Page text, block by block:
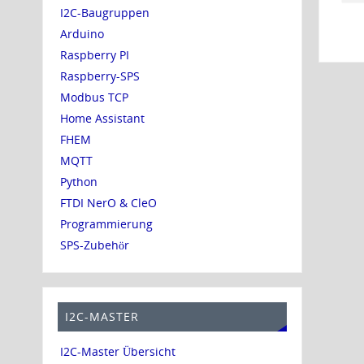
I2C-Baugruppen
Arduino
Raspberry PI
Raspberry-SPS
Modbus TCP
Home Assistant
FHEM
MQTT
Python
FTDI NerO & CleO
Programmierung
SPS-Zubehör
I2C-MASTER
I2C-Master Übersicht